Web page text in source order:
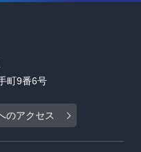
町9番6号
のアクセス